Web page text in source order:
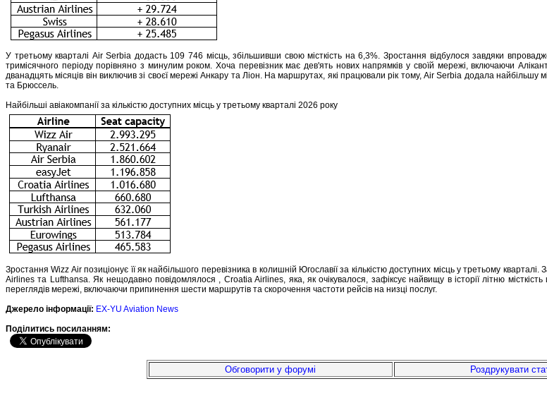
У третьому кварталі Air Serbia додасть 109 746 місць, збільшивши свою місткість на 6,3%. Зростання відбулося завдяки
тримісячного періоду порівняно з минулим роком. Хоча перевізник має дев'ять нових напрямків у своїй мережі, включаючи
дванадцять місяців він виключив зі своєї мережі Анкару та Ліон. На маршрутах, які працювали рік тому, Air Serbia додала найбільшу
та Брюссель.
Найбільші авіакомпанії за кількістю доступних місць у третьому кварталі 2026 року
Зростання Wizz Air позиціонує її як найбільшого перевізника в колишній Югославії за кількістю доступних місць у третьому
Airlines та Lufthansa. Як нещодавно повідомлялося , Croatia Airlines, яка, як очікувалося, зафіксує найвищу в історії літню місткість
переглядів мережі, включаючи припинення шести маршрутів та скорочення частоти рейсів на низці послуг.
Джерело інформації: EX-YU Aviation News
Подiлитись посиланням:
Обговорити у форумі Роздрукувати